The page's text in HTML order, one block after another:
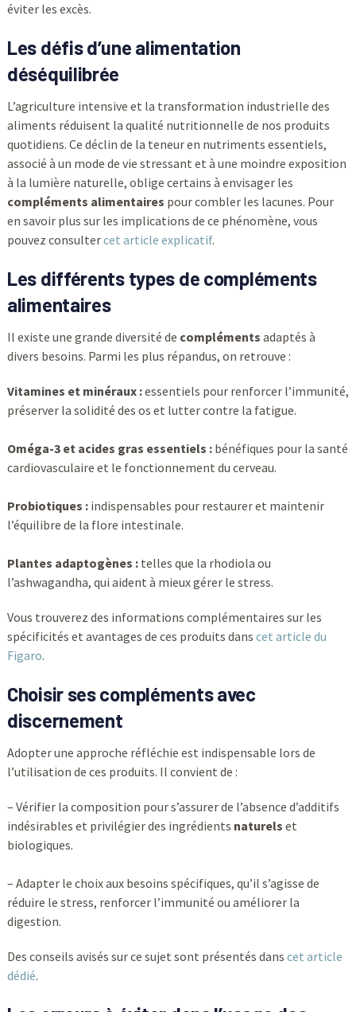
éviter les excès.
Les défis d’une alimentation
déséquilibrée
L’agriculture intensive et la transformation industrielle des
aliments réduisent la qualité nutritionnelle de nos produits
quotidiens. Ce déclin de la teneur en nutriments essentiels,
associé à un mode de vie stressant et à une moindre exposition
à la lumière naturelle, oblige certains à envisager les
compléments alimentaires pour combler les lacunes. Pour
en savoir plus sur les implications de ce phénomène, vous
pouvez consultercet article explicatif.
Les différents types de compléments
alimentaires
Il existe une grande diversité de compléments adaptés à
divers besoins. Parmi les plus répandus, on retrouve :
Vitamines et minéraux :essentiels pour renforcer l’immunité,
préserver la solidité des os et lutter contre la fatigue.
Oméga-3 et acides gras essentiels :bénéfiques pour la santé
cardiovasculaire et le fonctionnement du cerveau.
Probiotiques :indispensables pour restaurer et maintenir
l’équilibre de la flore intestinale.
Plantes adaptogènes :telles que la rhodiola ou
l’ashwagandha, qui aident à mieux gérer le stress.
Vous trouverez des informations complémentaires sur les
spécificités et avantages de ces produits dans cet article du
Figaro.
Choisir ses compléments avec
discernement
Adopter une approche réfléchie est indispensable lors de
l’utilisation de ces produits. Il convient de :
– Vérifier la composition pour s’assurer de l’absence d’additifs
indésirables et privilégier des ingrédients naturels et
biologiques.
– Adapter le choix aux besoins spécifiques, qu’il s’agisse de
réduire le stress, renforcer l’immunité ou améliorer la
digestion.
Des conseils avisés sur ce sujet sont présentés dans cet article
dédié.